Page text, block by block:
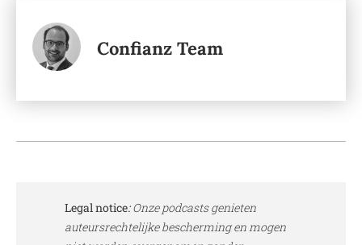
Confianz Team
Legal notice:Onze podcasts genieten
auteursrechtelijke bescherming en mogen